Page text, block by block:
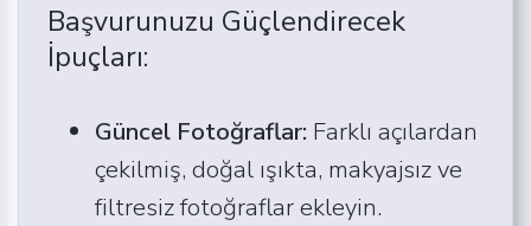
Başvurunuzu Güçlendirecek
İpuçları:
Güncel Fotoğraflar: Farklı açılardan
çekilmiş, doğal ışıkta, makyajsız ve
filtresiz fotoğraflar ekleyin.